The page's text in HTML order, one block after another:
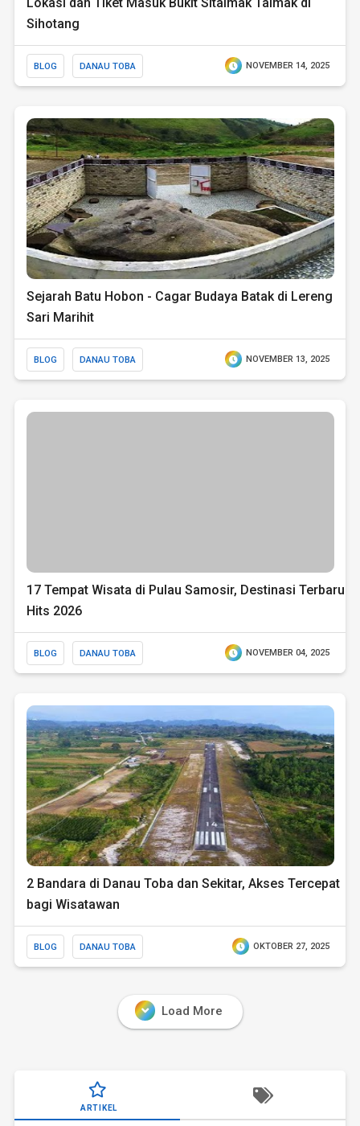
Sihotang
BLOG DANAU TOBA NOVEMBER 14, 2025
Sejarah Batu Hobon - Cagar Budaya Batak di Lereng
Sari Marihit
BLOG DANAU TOBA NOVEMBER 13, 2025
17 Tempat Wisata di Pulau Samosir, Destinasi Terbaru
Hits 2026
BLOG DANAU TOBA NOVEMBER 04, 2025
2 Bandara di Danau Toba dan Sekitar, Akses Tercepat
bagi Wisatawan
BLOG DANAU TOBA OKTOBER 27, 2025
Load More
ARTIKEL